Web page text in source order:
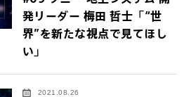
発リーダー 梅田 哲士「“世
界”を新たな視点で見てほし
い」
2021.08.26